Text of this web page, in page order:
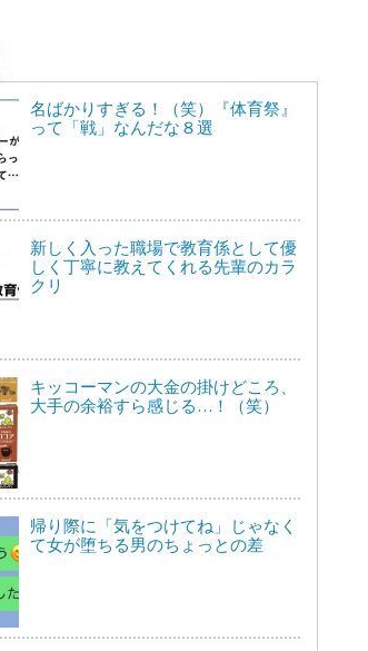
名ばかりすぎる！（笑）『体育祭』
って「戦」なんだな８選
新しく入った職場で教育係として優
しく丁寧に教えてくれる先輩のカラ
クリ
キッコーマンの大金の掛けどころ、
大手の余裕すら感じる…！（笑）
帰り際に「気をつけてね」じゃなく
て女が堕ちる男のちょっとの差